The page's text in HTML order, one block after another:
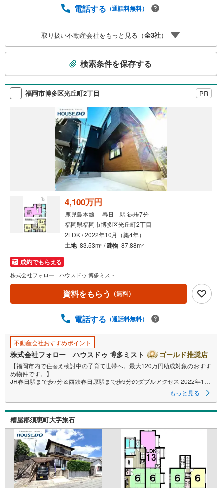
間はお電話が繋がりやすくなっております。ぜひお気軽に
学する（無料）」ボタンよりご希望の日時をご記入いただ
けますとスムーズにご案内が可能です。
電話する （通話料無料）
取り扱い不動産会社をもっと見る（全3社）
検
索
条
イ
ペ
ー
す
る
検索条件を保存する
福岡市博多区光丘町2丁目 PR
4,100万円
鹿児島本線 「春日」駅 徒歩7分
福岡県福岡市博多区光丘町2丁目
2LDK / 2022年10月（築4年）
土地 83.53m2 /建物 87.88m2
成約でもらえる
株式会社フォロー ハウスドゥ 博多ミスト
資料をもらう （無料）
電話する （通話料無料）
不動産会社おすすめポイント
株式会社フォロー ハウスドゥ 博多ミスト ゴールド推奨店
【福岡市内で住替え検討中の子育て世帯へ。最大120万円助成対象のおすす
め物件です。】
JR春日駅まで歩7分＆西鉄春日原駅まで歩9分のダブルアクセス 2022年10
*間仕切壁を作り3LDKへ変更可能です。
*駐車スペース2台分（軽自動車）
*ご内覧は土日に限らず、平日もご相談ください。
「今vs5年後」「賃貸vs購入」「戸建vsマンション」など、お住まい選びを
する上で必ず出てくる疑問、不安をぶつけてください。
答えはお客様の家族構成やご年齢、ライフプランによって全く変わってき
ます。
ネット検索も便利ですが、1回のご相談でお悩みが解決できるかもしれませ
ん。
その答えが「購入しない」となっても、お客様、ご家族様のベストであれ
もっと見る
糟屋郡須惠町大字旅石